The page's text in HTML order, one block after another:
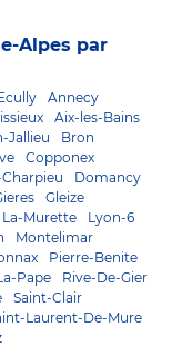
Alpes par
Annecy
Aix-les-Bains
Jallieu
Bron
Copponex
Domancy
Gleize
La-Murette
Lyon-6
Montelimar
Pierre-Benite
Pape
Rive-De-Gier
Saint-Clair
Laurent-De-Mure